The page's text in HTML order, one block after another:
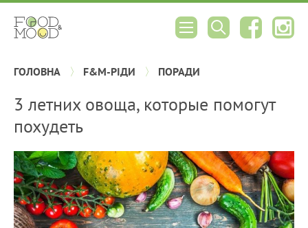
ГОЛОВНА F&M-РІДИ ПОРАДИ
3 летних овоща, которые помогут
похудеть